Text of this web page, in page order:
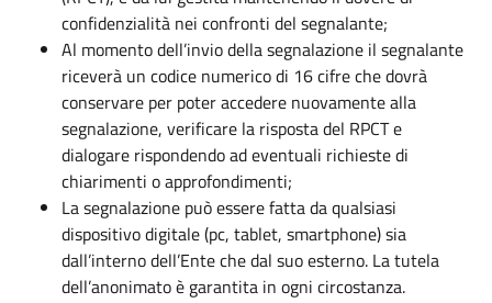
confidenzialità nei confronti del segnalante;
Al momento dell’invio della segnalazione il segnalante
riceverà un codice numerico di 16 cifre che dovrà
conservare per poter accedere nuovamente alla
segnalazione, verificare la risposta del RPCT e
dialogare rispondendo ad eventuali richieste di
chiarimenti o approfondimenti;
La segnalazione può essere fatta da qualsiasi
dispositivo digitale (pc, tablet, smartphone) sia
dall’interno dell’Ente che dal suo esterno. La tutela
dell’anonimato è garantita in ogni circostanza.